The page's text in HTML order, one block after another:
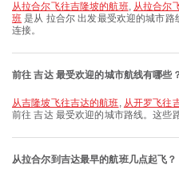
从拉合尔飞往吉隆坡的航班, 从拉合尔
班 是从 拉合尔 出发最受欢迎的城市
连接。
前往 吉达 最受欢迎的城市航线有哪些
从吉隆坡飞往吉达的航班, 从开罗飞往
前往 吉达 最受欢迎的城市路线。这些
从拉合尔到吉达最早的航班几点起飞？